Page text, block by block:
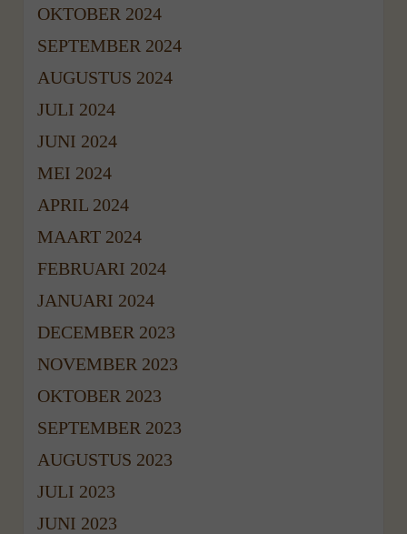
OKTOBER 2024
SEPTEMBER 2024
AUGUSTUS 2024
JULI 2024
JUNI 2024
MEI 2024
APRIL 2024
MAART 2024
FEBRUARI 2024
JANUARI 2024
DECEMBER 2023
NOVEMBER 2023
OKTOBER 2023
SEPTEMBER 2023
AUGUSTUS 2023
JULI 2023
JUNI 2023